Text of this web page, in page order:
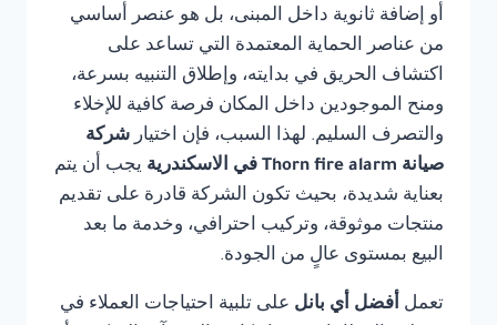
أو إضافة ثانوية داخل المبنى، بل هو عنصر أساسي
من عناصر الحماية المعتمدة التي تساعد على
اكتشاف الحريق في بدايته، وإطلاق التنبيه بسرعة،
ومنح الموجودين داخل المكان فرصة كافية للإخلاء
والتصرف السليم. لهذا السبب، فإن اختيار شركة
صيانة Thorn fire alarm في الاسكندرية
يجب أن يتم
بعناية شديدة، بحيث تكون الشركة قادرة على تقديم
منتجات موثوقة، وتركيب احترافي، وخدمة ما بعد
البيع بمستوى عالٍ من الجودة.
تعمل أفضل أي بانل على تلبية احتياجات العملاء في